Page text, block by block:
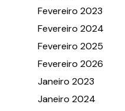
Fevereiro 2023
Fevereiro 2024
Fevereiro 2025
Fevereiro 2026
Janeiro 2023
Janeiro 2024